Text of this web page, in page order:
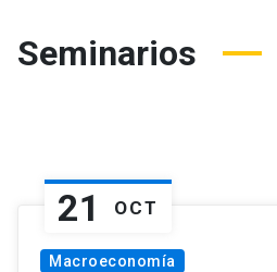
Seminarios
21 OCT
Macroeconomía